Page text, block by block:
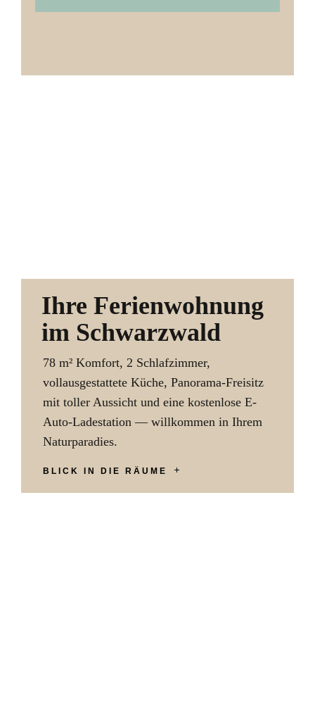
Ihre Ferienwohnung
im Schwarzwald
78 m² Komfort, 2 Schlafzimmer,
vollausgestattete Küche, Panorama-Freisitz
mit toller Aussicht und eine kostenlose E-
Auto-Ladestation — willkommen in Ihrem
Naturparadies.
BLICK IN DIE RÄUME